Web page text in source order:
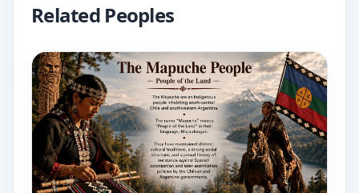
Related Peoples